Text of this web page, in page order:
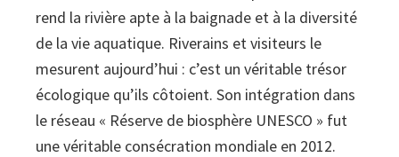
rend la rivière apte à la baignade et à la diversité
de la vie aquatique. Riverains et visiteurs le
mesurent aujourd’hui : c’est un véritable trésor
écologique qu’ils côtoient. Son intégration dans
le réseau « Réserve de biosphère UNESCO » fut
une véritable consécration mondiale en 2012.